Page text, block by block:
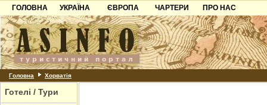
ГОЛОВНА
УКРАЇНА
Карпати
Азов
Причорноморря
Шацьк
ЄВРОПА
Чорногорія
Хорватія
Болгарія
ЧАРТЕРИ
ПРО НАС
Контакти
Партнерам
Додати готель
Головна Хорватія
Готелі / Тури